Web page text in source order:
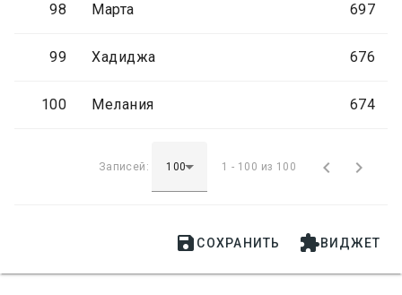
98 Марта 697
99 Хадиджа 676
100 Мелания 674
Записей: 1 - 100 из 100  
 СОХРАНИТЬ ВИДЖЕТ